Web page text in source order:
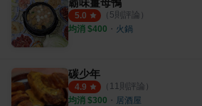
5.0 （ 5則評論）
均消 $400 ・ 火鍋
碳少年
4.9 （ 11 則評論）
均消 $300 ・ 居酒屋